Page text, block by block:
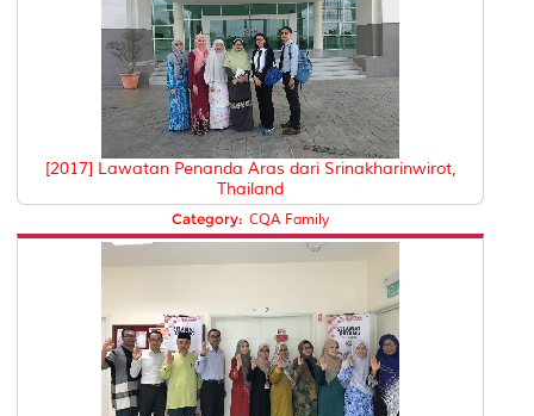
[2017] Lawatan Penanda Aras dari Srinakharinwirot,
Thailand
Category: CQA Family